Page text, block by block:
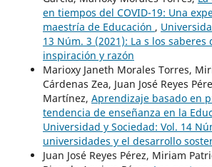
en tiempos del COVID-19: Una
maestría de Educación ,
13 Núm. 3 (2021): La s los saberes
inspiración y razón
Marioxy Janeth Morales Torres,
Cárdenas Zea, Juan José Reyes
Martínez, Aprendizaje basado en
tendencia de enseñanza en la
Universidad y Sociedad: Vol. 14
universidades y el desarrollo
Juan José Reyes Pérez, Miriam